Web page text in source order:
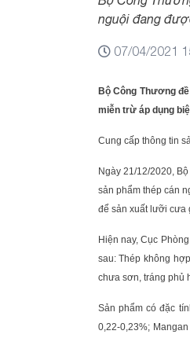
nguội đang
07/04/2021
Bộ Công Thương
miễn trừ áp dụng
Cung cấp thông tin
Ngày 21/12/2020,
sản phẩm thép cán
để sản xuất lưỡi cưa
Hiện nay, Cục
sau: Thép không
chưa sơn, tráng phủ
Sản phẩm có đặc
0,22-0,23%;